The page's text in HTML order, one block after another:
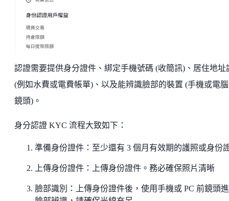
認證需要提供身分證件、綁定手機號碼 (收簡訊)、居住地址
(例如水費或電費帳單)、以及能辨識臉部的裝置 (手機或電
鏡頭)。
身分認證 KYC 流程大致如下：
準備身份證件：至少還有 3 個月有效期的護照或身份
上傳身份證件：上傳身份證件。務必確保照片清晰
臉部識別：上傳身份證件後，使用手機或 PC 前鏡頭